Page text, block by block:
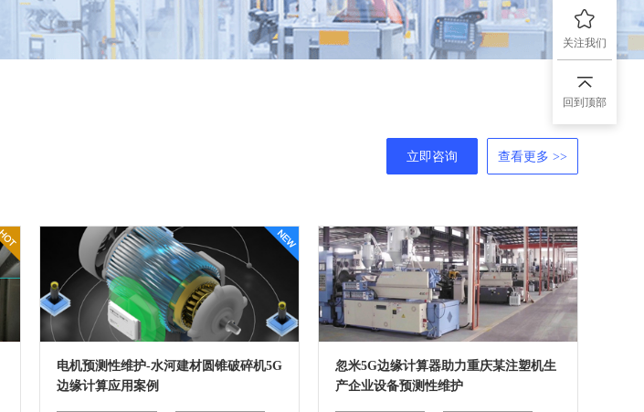
立即咨询 查看更多 >>
电机预测性维护-水河建材圆锥破碎机5G
边缘计算应用案例
忽米5G边缘计算器助力重庆某注塑机生
产企业设备预测性维护
关注我们
回到顶部